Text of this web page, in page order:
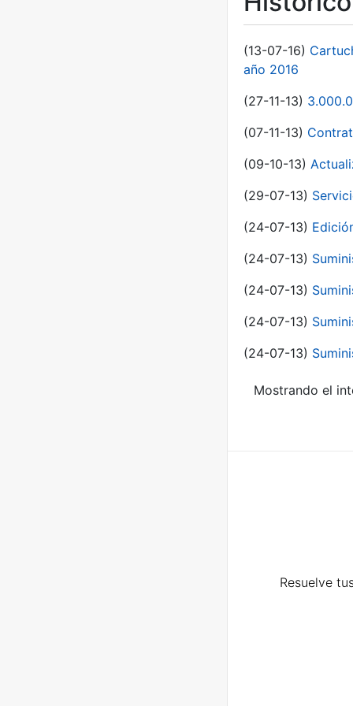
(13-07-16)
año 2016
(27-11-13)
(07-11-13)
(09-10-13)
(29-07-13)
(24-07-13)
(24-07-13)
(24-07-13)
(24-07-13)
(24-07-13)
Mostrando el
Resuelve